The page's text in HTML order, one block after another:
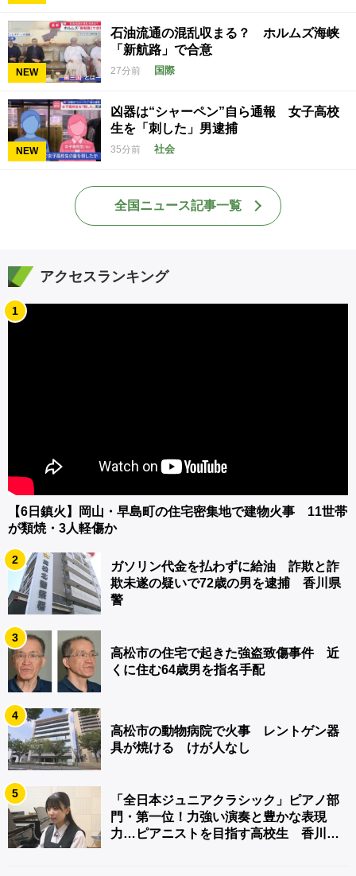
NEW
石油流通の混乱収まる？ ホルムズ海峡
「新航路」で合意
27分前 国際
NEW
凶器は“シャーペン”自ら通報 女子高校
生を「刺した」男逮捕
35分前 社会
全国ニュース記事一覧
アクセスランキング
1
【6日鎮火】岡山・早島町の住宅密集地で建物火事 11世帯
が類焼・3人軽傷か
2
ガソリン代金を払わずに給油 詐欺と詐
欺未遂の疑いで72歳の男を逮捕 香川県
警
3
高松市の住宅で起きた強盗致傷事件 近
くに住む64歳男を指名手配
4
高松市の動物病院で火事 レントゲン器
具が焼ける けが人なし
5
「全日本ジュニアクラシック」ピアノ部
門・第一位！力強い演奏と豊かな表現
力…ピアニストを目指す高校生 香川